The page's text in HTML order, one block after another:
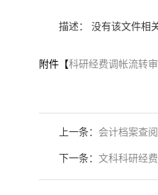
描述： 没有该文件相
附件【科研经费调帐流转
上一条： 会计档案查
下一条： 文科科研经